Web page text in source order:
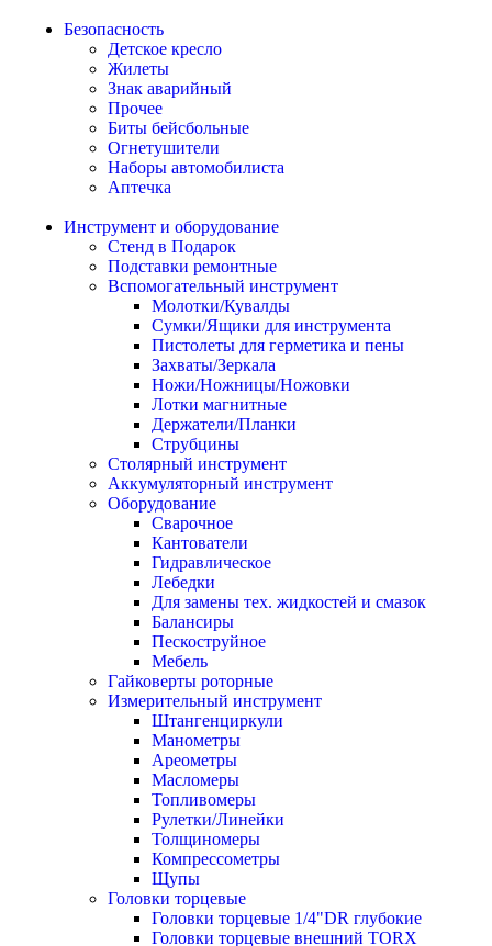
Безопасность
Детское кресло
Жилеты
Знак аварийный
Прочее
Биты бейсбольные
Огнетушители
Наборы автомобилиста
Аптечка
Инструмент и оборудование
Стенд в Подарок
Подставки ремонтные
Вспомогательный инструмент
Молотки/Кувалды
Сумки/Ящики для инструмента
Пистолеты для герметика и пены
Захваты/Зеркала
Ножи/Ножницы/Ножовки
Лотки магнитные
Держатели/Планки
Струбцины
Столярный инструмент
Аккумуляторный инструмент
Оборудование
Сварочное
Кантователи
Гидравлическое
Лебедки
Для замены тех. жидкостей и смазок
Балансиры
Пескоструйное
Мебель
Гайковерты роторные
Измерительный инструмент
Штангенциркули
Манометры
Ареометры
Масломеры
Топливомеры
Рулетки/Линейки
Толщиномеры
Компрессометры
Щупы
Головки торцевые
Головки торцевые 1/4"DR глубокие
Головки торцевые внешний TORX